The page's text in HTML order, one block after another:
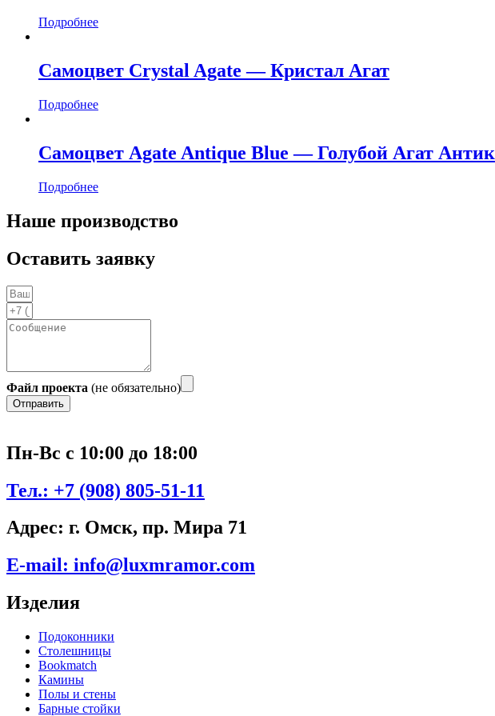
Подробнее
Самоцвет Crystal Agate — Кристал Агат
Подробнее
Самоцвет Agate Antique Blue — Голубой Агат Антик
Подробнее
Наше производство
Оставить заявку
Файл проекта (не обязательно)
Отправить
Пн-Вс с 10:00 до 18:00
Тел.: +7 (908) 805-51-11
Адрес: г. Омск, пр. Мира 71
E-mail: info@luxmramor.com
Изделия
Подоконники
Столешницы
Bookmatch
Камины
Полы и стены
Барные стойки